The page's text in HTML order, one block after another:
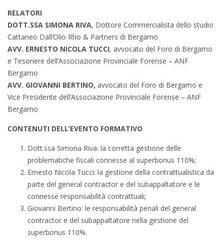
RELATORI
DOTT.SSA SIMONA RIVA, Dottore Commercialista dello studio
Cattaneo Dall’Olio Rho & Partners di Bergamo
AVV. ERNESTO NICOLA TUCCI, avvocato del Foro di Bergamo
e Tesoriere dell’Associazione Provinciale Forense – ANF
Bergamo
AVV. GIOVANNI BERTINO, avvocato del Foro di Bergamo e
Vice Presidente dell’Associazione Provinciale Forense – ANF
Bergamo
CONTENUTI DELL’EVENTO FORMATIVO
Dott.ssa Simona Riva: la corretta gestione delle
problematiche fiscali connesse al superbonus 110%;
Ernesto Nicola Tucci: la gestione della contrattualistica da
parte del general contractor e del subappaltatore e le
connesse responsabilità contrattuali;
Giovanni Bertino: le responsabilità penali del general
contractor e del subappaltatore nella gestione del
superbonus 110%.